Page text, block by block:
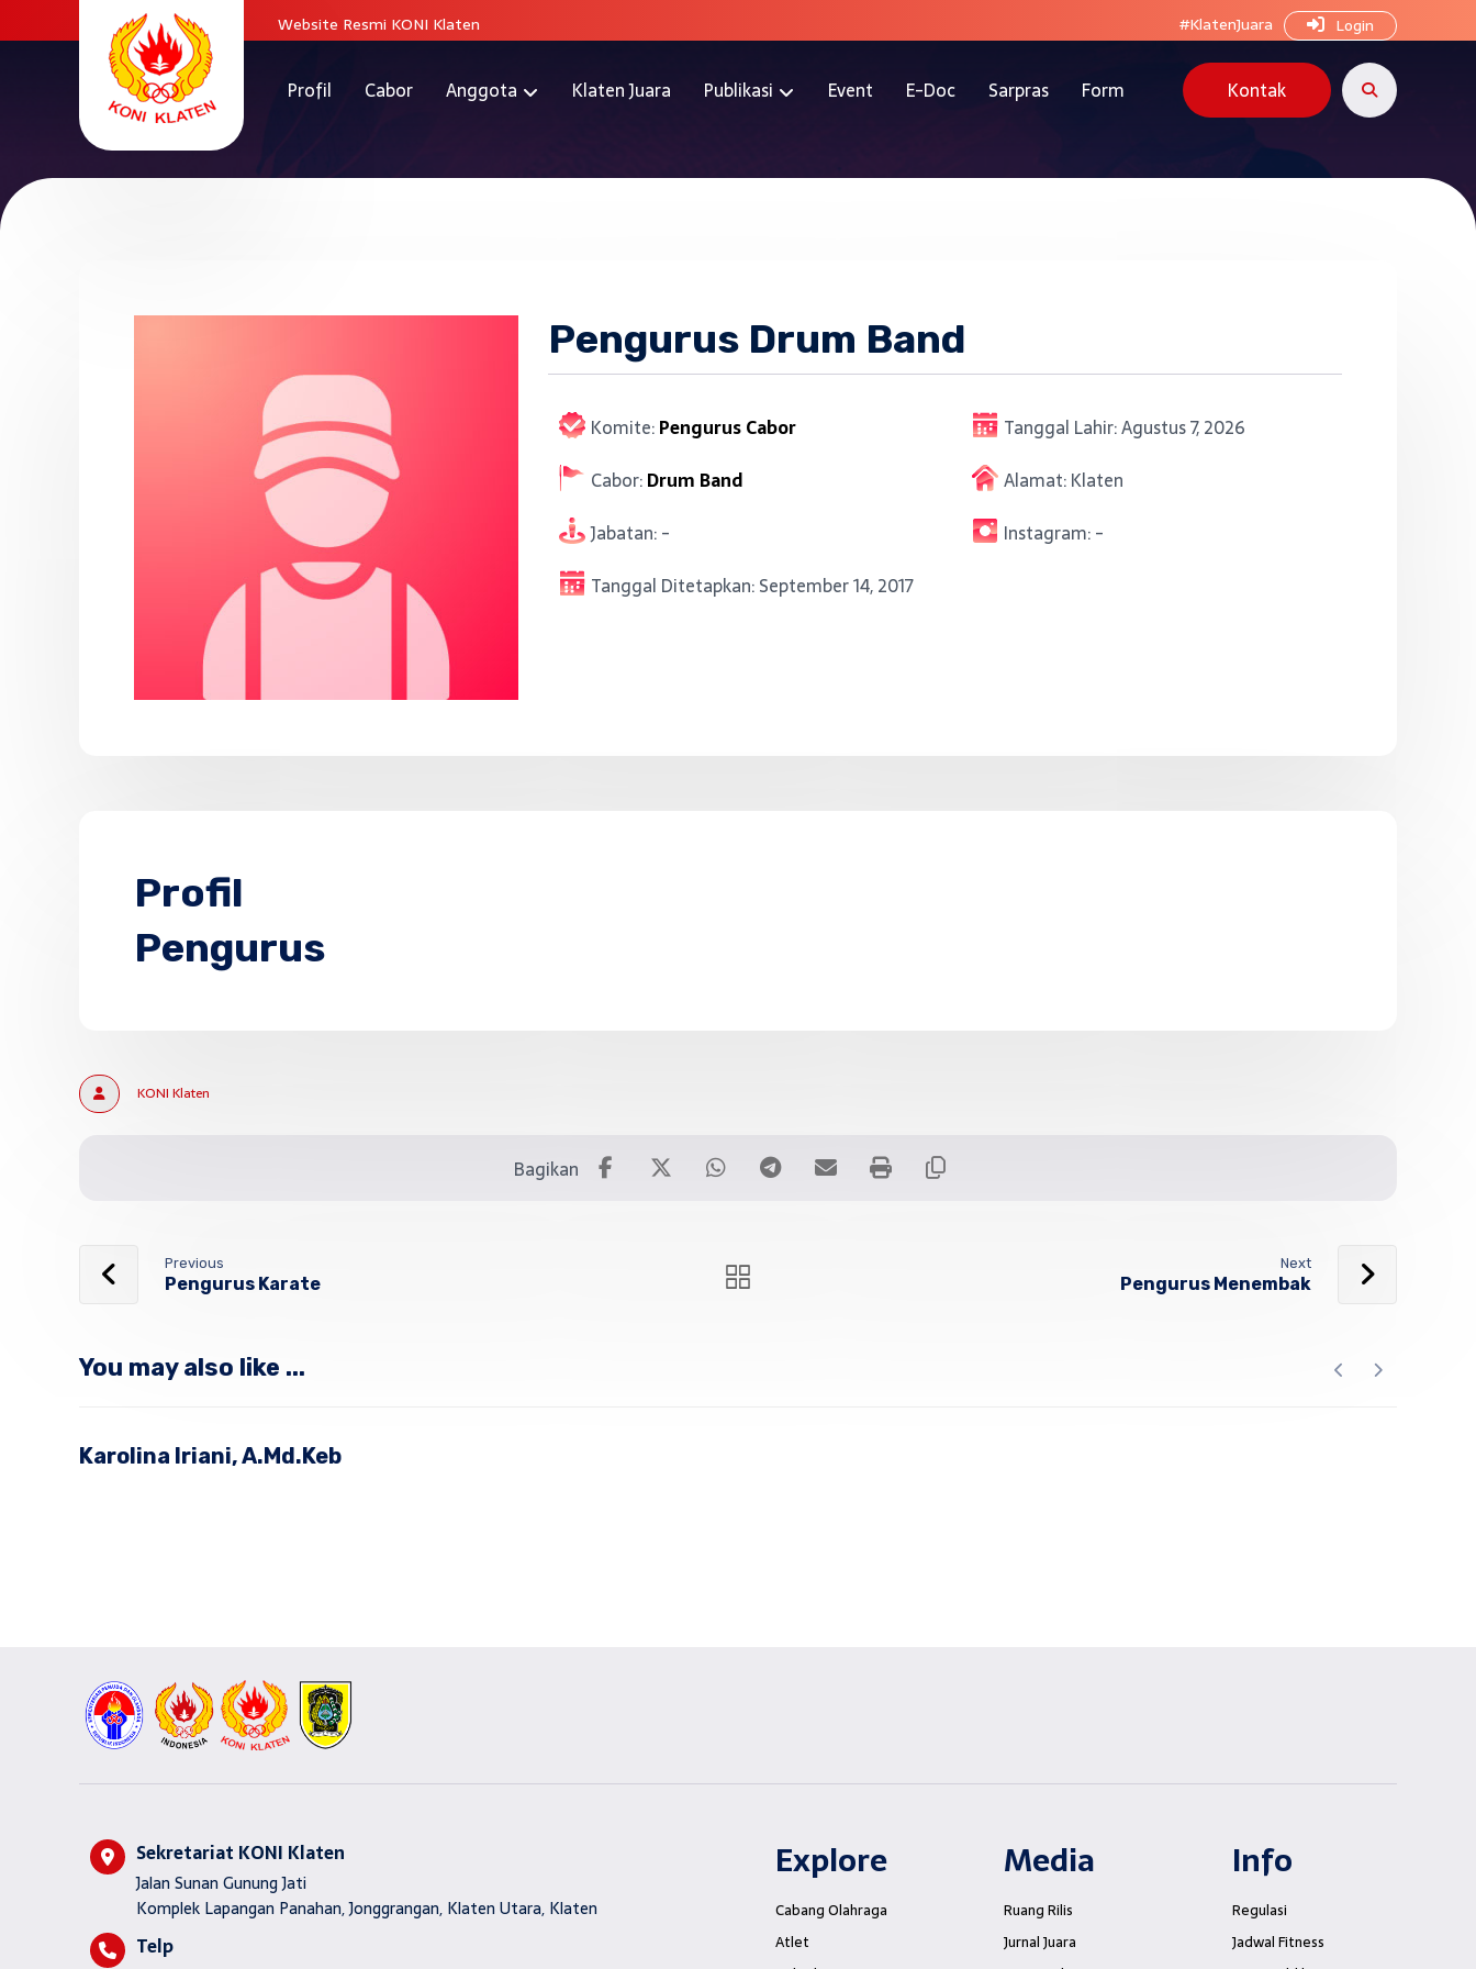
Website Resmi KONI Klaten Login
#KlatenJuara
Profil Cabor Anggota Klaten Juara Publikasi Event E-Doc Sarpras Form Kontak
Pengurus Drum Band
Komite: Pengurus Cabor
Cabor: Drum Band
Jabatan:-
Tanggal Ditetapkan:September 14, 2017
Tanggal Lahir:Agustus 7, 2026
Alamat:Klaten
Instagram:-
Profil
Pengurus
KONI Klaten
Previous
Pengurus Karate
Next
Pengurus Menembak
You may also like ...
Karolina Iriani, A.Md.Keb
Sekretariat KONI Klaten
Jalan Sunan Gunung Jati
Komplek Lapangan Panahan, Jonggrangan, Klaten Utara, Klaten
Telp
Explore
Cabang Olahraga
Atlet
Media
Ruang Rilis
Jurnal Juara
Info
Regulasi
Jadwal Fitness